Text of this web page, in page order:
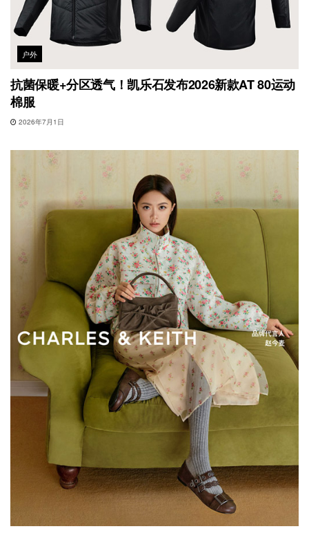
户外
抗菌保暖+分区透气！凯乐石发布2026新款AT 80运动
棉服
2026年7月1日